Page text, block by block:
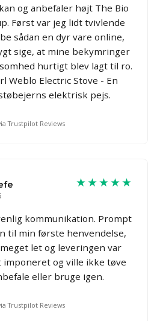
og anbefaler højt The Bio
Først var jeg lidt tvivlende
sådan en dyr vare online,
sige, at mine bekymringer
hurtigt blev lagt til ro.
Weblo Electric Stove - En
elektrisk pejs.
Trustpilot Reviews
★★★★★
kommunikation. Prompt
til min første henvendelse,
let og leveringen var
imponeret og ville ikke tøve
eller bruge igen.
Trustpilot Reviews